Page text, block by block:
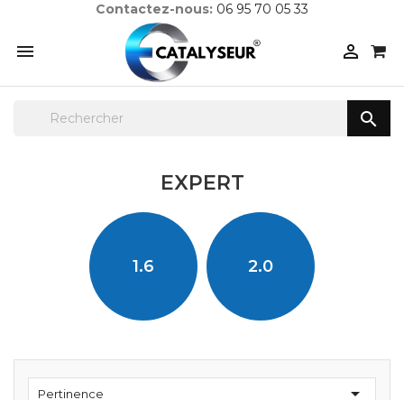
Contactez-nous: 06 95 70 05 33
 

EXPERT
1.6 2.0
Pertinence 